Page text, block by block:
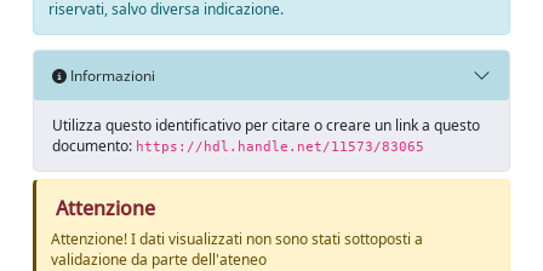
riservati, salvo diversa indicazione.
Informazioni
Utilizza questo identificativo per citare o creare un link a questo
documento: https://hdl.handle.net/11573/83065
Attenzione
Attenzione! I dati visualizzati non sono stati sottoposti a
validazione da parte dell'ateneo